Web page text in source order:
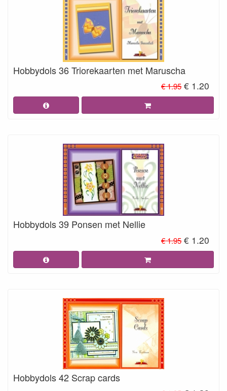
Hobbydols 36 Triorekaarten met Maruscha
€ 1.95 € 1.20
Hobbydols 39 Ponsen met Nellie
€ 1.95 € 1.20
Hobbydols 42 Scrap cards